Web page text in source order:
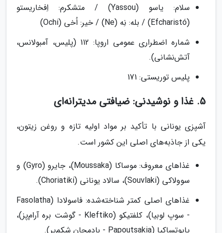
سلام: یاسو (Yassou) / متشکرم: اِفخاریستو
(Efcharistó) / بله: نِه (Ne) / خیر: اُخی (Ochi)
شماره اضطراری عمومی اروپا: 112 (پلیس، آمبولانس،
آتش‌نشانی).
پلیس توریستی: 171
5. غذا و نوشیدنی: ضیافتی مدیترانه‌ای
آشپزی یونانی با تأکید بر مواد اولیه تازه و روغن زیتون،
یکی از جاذبه‌های اصلی این کشور است.
غذاهای معروف: موساکا (Moussaka)، جایرو (Gyro) و
سوولاکی (Souvlaki)، سالاد یونانی (Choriatiki).
غذاهای اصلی کمتر شناخته‌شده: فاسولادا (Fasolatha
- سوپ لوبیا)، کلفتیکو (Kleftiko - گوشت بره آرام‌پز)،
پاپوتساکیا (Papoutsakia - بادمجان شکم‌پر).